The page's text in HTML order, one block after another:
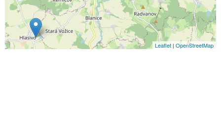
Leaflet | OpenStreetMap